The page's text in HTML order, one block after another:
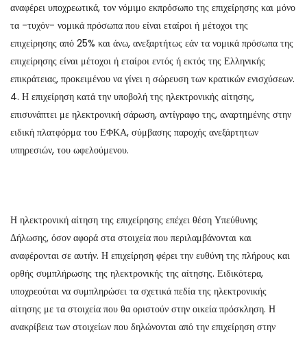
αναφέρει υποχρεωτικά, τον νόμιμο εκπρόσωπο της επιχείρησης και μόνο
τα -τυχόν- νομικά πρόσωπα που είναι εταίροι ή μέτοχοι της
επιχείρησης από 25% και άνω, ανεξαρτήτως εάν τα νομικά πρόσωπα της
επιχείρησης είναι μέτοχοι ή εταίροι εντός ή εκτός της Ελληνικής
επικράτειας, προκειμένου να γίνει η σώρευση των κρατικών ενισχύσεων.
4. Η επιχείρηση κατά την υποβολή της ηλεκτρονικής αίτησης,
επισυνάπτει με ηλεκτρονική σάρωση, αντίγραφο της, αναρτημένης στην
ειδική πλατφόρμα του ΕΦΚΑ, σύμβασης παροχής ανεξάρτητων
υπηρεσιών, του ωφελούμενου.
Η ηλεκτρονική αίτηση της επιχείρησης επέχει θέση Υπεύθυνης
Δήλωσης, όσον αφορά στα στοιχεία που περιλαμβάνονται και
αναφέρονται σε αυτήν. Η επιχείρηση φέρει την ευθύνη της πλήρους και
ορθής συμπλήρωσης της ηλεκτρονικής της αίτησης. Ειδικότερα,
υποχρεούται να συμπληρώσει τα σχετικά πεδία της ηλεκτρονικής
αίτησης με τα στοιχεία που θα οριστούν στην οικεία πρόσκληση. Η
ανακρίβεια των στοιχείων που δηλώνονται από την επιχείρηση στην